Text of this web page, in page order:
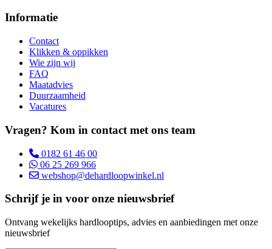
Informatie
Contact
Klikken & oppikken
Wie zijn wij
FAQ
Maatadvies
Duurzaamheid
Vacatures
Vragen? Kom in contact met ons team
0182 61 46 00
06 25 269 966
webshop@dehardloopwinkel.nl
Schrijf je in voor onze nieuwsbrief
Ontvang wekelijks hardlooptips, advies en aanbiedingen met onze
nieuwsbrief